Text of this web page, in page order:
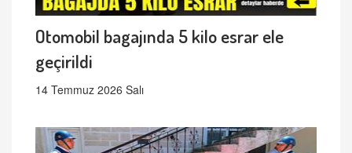
Otomobil bagajında 5 kilo esrar ele
geçirildi
14 Temmuz 2026 Salı